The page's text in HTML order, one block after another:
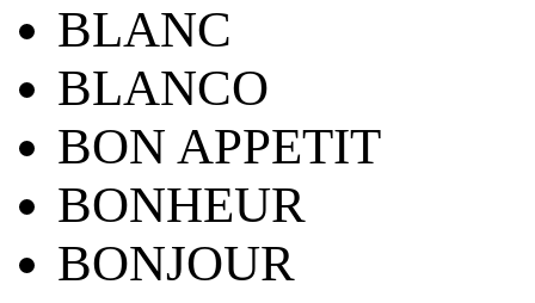
BLANC
BLANCO
BON APPETIT
BONHEUR
BONJOUR